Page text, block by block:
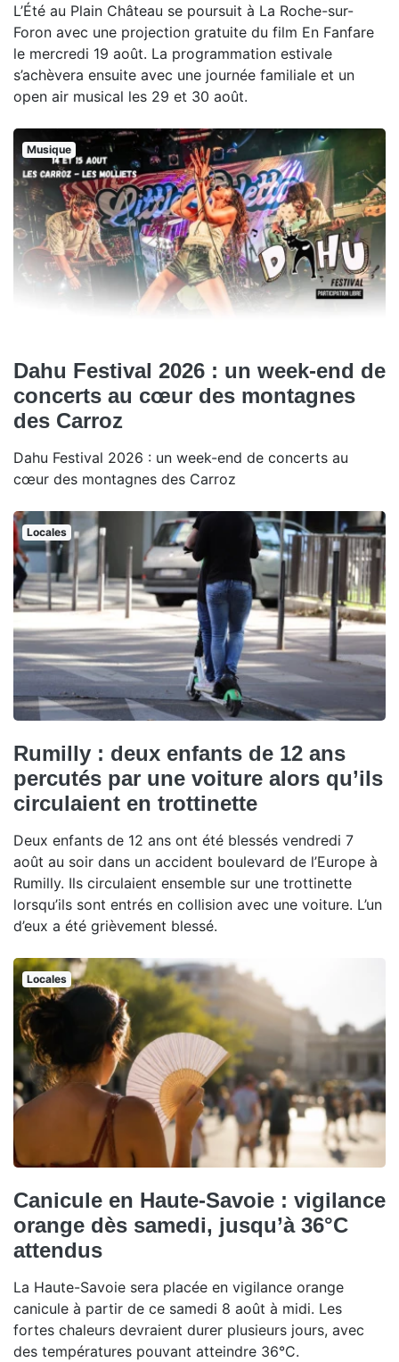
L’Été au Plain Château se poursuit à La Roche-sur-
Foron avec une projection gratuite du film En Fanfare
le mercredi 19 août. La programmation estivale
s’achèvera ensuite avec une journée familiale et un
open air musical les 29 et 30 août.
Musique
Dahu Festival 2026 : un week-end de
concerts au cœur des montagnes
des Carroz
Dahu Festival 2026 : un week-end de concerts au
cœur des montagnes des Carroz
Locales
Rumilly : deux enfants de 12 ans
percutés par une voiture alors qu’ils
circulaient en trottinette
Deux enfants de 12 ans ont été blessés vendredi 7
août au soir dans un accident boulevard de l’Europe à
Rumilly. Ils circulaient ensemble sur une trottinette
lorsqu’ils sont entrés en collision avec une voiture. L’un
d’eux a été grièvement blessé.
Locales
Canicule en Haute-Savoie : vigilance
orange dès samedi, jusqu’à 36°C
attendus
La Haute-Savoie sera placée en vigilance orange
canicule à partir de ce samedi 8 août à midi. Les
fortes chaleurs devraient durer plusieurs jours, avec
des températures pouvant atteindre 36°C.